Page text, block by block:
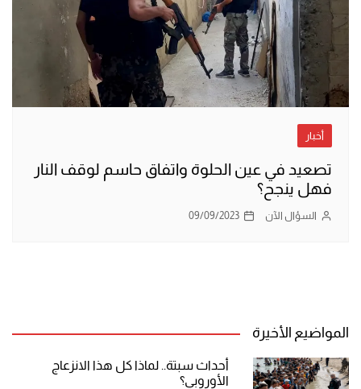
أخبار
تصعيد في عين الحلوة واتفاق حاسم لوقف النار
فهل ينجح؟
السؤال الآن 09/09/2023
المواضيع الأخيرة
أحداث سبتة.. لماذا كل هذا الانزعاج
الأوروبي؟